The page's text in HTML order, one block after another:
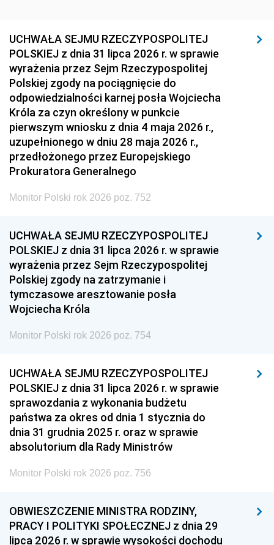
UCHWAŁA SEJMU RZECZYPOSPOLITEJ
POLSKIEJ z dnia 31 lipca 2026 r. w sprawie
wyrażenia przez Sejm Rzeczypospolitej
Polskiej zgody na pociągnięcie do
odpowiedzialności karnej posła Wojciecha
Króla za czyn określony w punkcie
pierwszym wniosku z dnia 4 maja 2026 r.,
uzupełnionego w dniu 28 maja 2026 r.,
przedłożonego przez Europejskiego
Prokuratora Generalnego
Monitor Polski rok 2026 poz. 752
UCHWAŁA SEJMU RZECZYPOSPOLITEJ
POLSKIEJ z dnia 31 lipca 2026 r. w sprawie
wyrażenia przez Sejm Rzeczypospolitej
Polskiej zgody na zatrzymanie i
tymczasowe aresztowanie posła
Wojciecha Króla
Monitor Polski rok 2026 poz. 754
UCHWAŁA SEJMU RZECZYPOSPOLITEJ
POLSKIEJ z dnia 31 lipca 2026 r. w sprawie
sprawozdania z wykonania budżetu
państwa za okres od dnia 1 stycznia do
dnia 31 grudnia 2025 r. oraz w sprawie
absolutorium dla Rady Ministrów
Monitor Polski rok 2026 poz. 756
OBWIESZCZENIE MINISTRA RODZINY,
PRACY I POLITYKI SPOŁECZNEJ z dnia 29
lipca 2026 r. w sprawie wysokości dochodu